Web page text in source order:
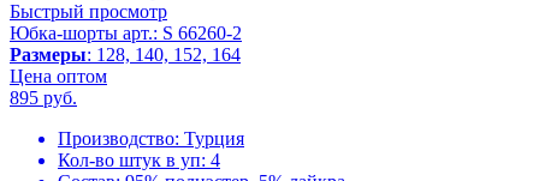
Быстрый просмотр
Юбка-шорты арт.: S 66260-2
Размеры: 128, 140, 152, 164
Цена оптом
895 руб.
Производство: Турция
Кол-во штук в уп: 4